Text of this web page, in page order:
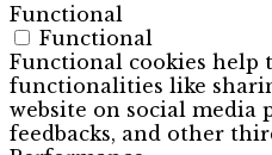
Functional
Functional
Functional cookies help
functionalities like
website on social media
feedbacks, and other